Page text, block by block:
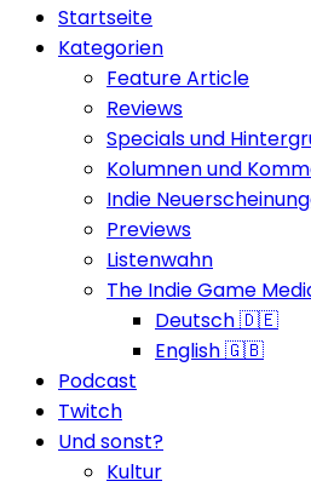
Startseite
Kategorien
Feature Article
Reviews
Specials und
Kolumnen und
Indie
Previews
Listenwahn
The Indie Game
Deutsch 🇩🇪
English 🇬🇧
Podcast
Twitch
Und sonst?
Kultur